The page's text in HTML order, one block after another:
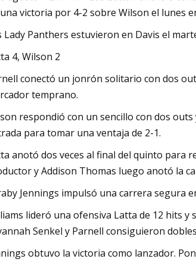
victoria por 4-2 sobre Wilson el lunes
Lady Panthers estuvieron en Davis el
4, Wilson 2
conectó un jonrón solitario con dos
temprano.
respondió con un sencillo con dos
para tomar una ventaja de 2-1.
anotó dos veces al final del quinto para
y Addison Thomas luego anotó la
Jennings impulsó una carrera segura
lideró una ofensiva Latta de 12 hits y
Senkel y Parnell consiguieron
obtuvo la victoria como lanzador.